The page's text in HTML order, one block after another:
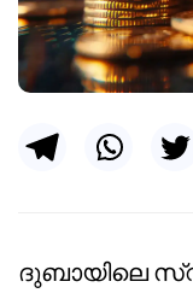
ദുബായിലെ